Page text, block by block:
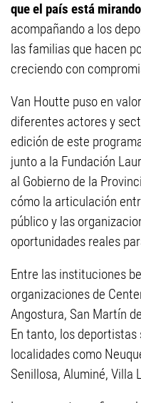
que el país está mirando
acompañando a los
las familias que hacen
creciendo con
Van Houtte puso en
diferentes actores y
edición de este
junto a la Fundación
al Gobierno de la
cómo la articulación
público y las
oportunidades reales
Entre las instituciones
organizaciones de
Angostura, San Martín
En tanto, los
localidades como
Senillosa, Aluminé, Villa